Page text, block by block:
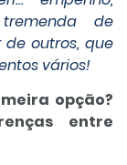
de
outros, que
vários!
opção?
entre